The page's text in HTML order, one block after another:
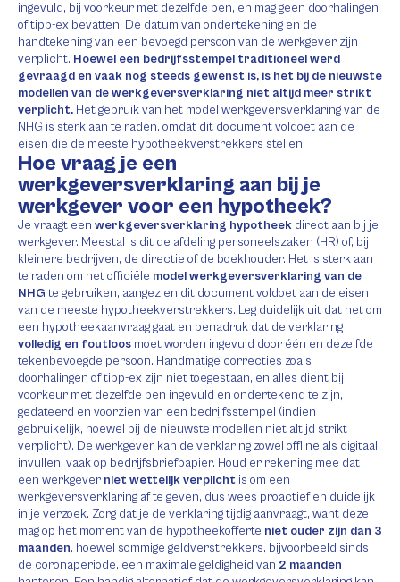
ingevuld, bij voorkeur met dezelfde pen, en mag geen doorhalingen
of tipp-ex bevatten. De datum van ondertekening en de
handtekening van een bevoegd persoon van de werkgever zijn
verplicht. Hoewel een bedrijfsstempel traditioneel werd
gevraagd en vaak nog steeds gewenst is, is het bij de nieuwste
modellen van de werkgeversverklaring niet altijd meer strikt
verplicht. Het gebruik van het model werkgeversverklaring van de
NHG is sterk aan te raden, omdat dit document voldoet aan de
eisen die de meeste hypotheekverstrekkers stellen.
Hoe vraag je een
werkgeversverklaring aan bij je
werkgever voor een hypotheek?
Je vraagt een werkgeversverklaring hypotheek direct aan bij je
werkgever. Meestal is dit de afdeling personeelszaken (HR) of, bij
kleinere bedrijven, de directie of de boekhouder. Het is sterk aan
te raden om het officiële model werkgeversverklaring van de
NHG te gebruiken, aangezien dit document voldoet aan de eisen
van de meeste hypotheekverstrekkers. Leg duidelijk uit dat het om
een hypotheekaanvraag gaat en benadruk dat de verklaring
volledig en foutloos moet worden ingevuld door één en dezelfde
tekenbevoegde persoon. Handmatige correcties zoals
doorhalingen of tipp-ex zijn niet toegestaan, en alles dient bij
voorkeur met dezelfde pen ingevuld en ondertekend te zijn,
gedateerd en voorzien van een bedrijfsstempel (indien
gebruikelijk, hoewel bij de nieuwste modellen niet altijd strikt
verplicht). De werkgever kan de verklaring zowel offline als digitaal
invullen, vaak op bedrijfsbriefpapier. Houd er rekening mee dat
een werkgever niet wettelijk verplicht is om een
werkgeversverklaring af te geven, dus wees proactief en duidelijk
in je verzoek. Zorg dat je de verklaring tijdig aanvraagt, want deze
mag op het moment van de hypotheekofferte niet ouder zijn dan 3
maanden, hoewel sommige geldverstrekkers, bijvoorbeeld sinds
de coronaperiode, een maximale geldigheid van 2 maanden